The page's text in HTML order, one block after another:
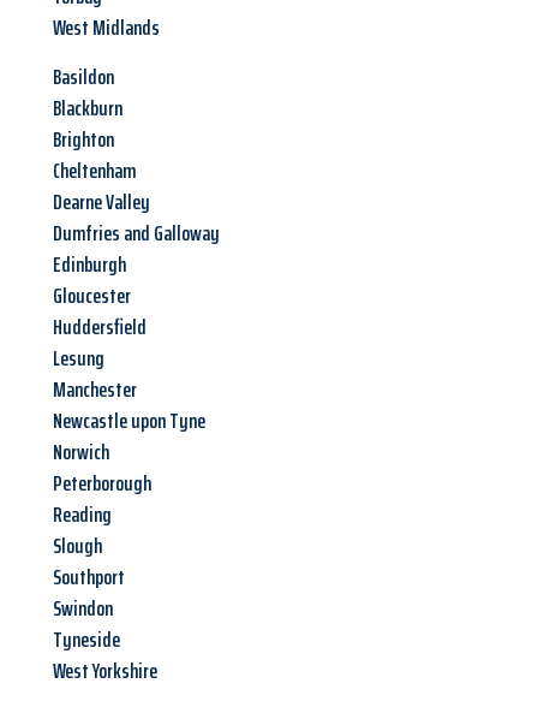
West Midlands
Basildon
Blackburn
Brighton
Cheltenham
Dearne Valley
Dumfries and Galloway
Edinburgh
Gloucester
Huddersfield
Lesung
Manchester
Newcastle upon Tyne
Norwich
Peterborough
Reading
Slough
Southport
Swindon
Tyneside
West Yorkshire